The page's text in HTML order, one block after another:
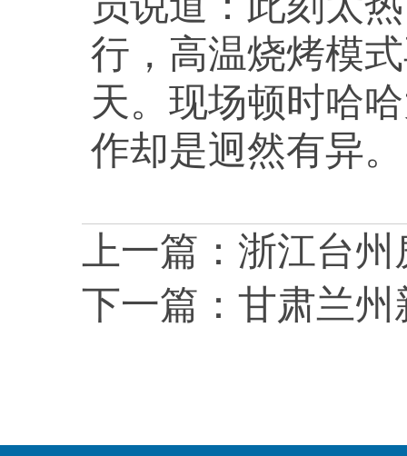
行，高温烧烤模
天。现场顿时哈
作却是迥然有异。
上一篇： 浙江台州
下一篇： 甘肃兰州